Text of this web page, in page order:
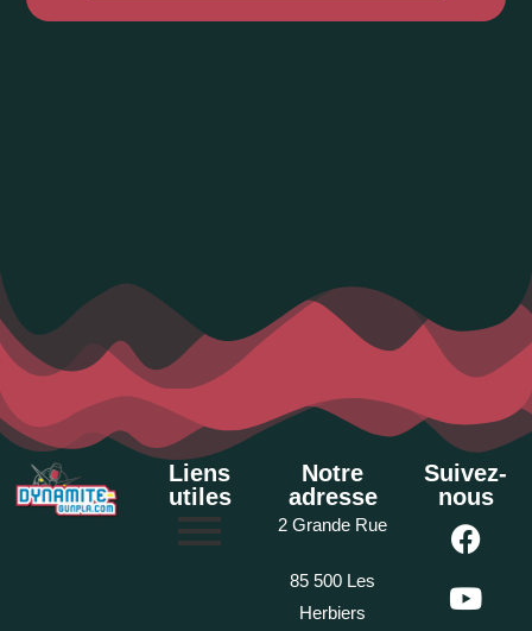
Liens
utiles
Notre
adresse
2 Grande Rue
85 500 Les
Herbiers
Suivez-
nous